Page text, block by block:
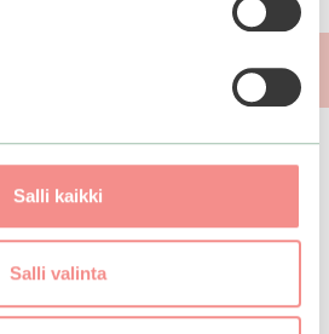
Salli kaikki
Salli valinta